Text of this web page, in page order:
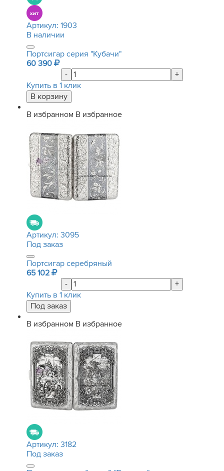
Артикул: 1903
В наличии
Портсигар серия "Кубачи"
60 390
-
+
Купить в 1 клик
В избранном В избранное
Артикул: 3095
Под заказ
Портсигар серебряный
65 102
-
+
Купить в 1 клик
В избранном В избранное
Артикул: 3182
Под заказ